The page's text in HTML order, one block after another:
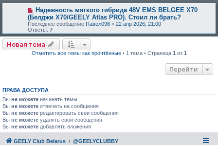
Надежность мягкого гибрида 48V EMS BELGEE X70
(Белджи Х70/GEELY Atlas PRO). Стоил ли брать?
Последнее сообщение Павел098 « 22 апр 2026, 21:00
Ответы: 7
Новая тема
Отметить все темы как прочтённые• 1 тема • Страница 1 из 1
Перейти
ПРАВА ДОСТУПА
Вы не можете начинать темы
Вы не можете отвечать на сообщения
Вы не можете редактировать свои сообщения
Вы не можете удалять свои сообщения
Вы не можете добавлять вложения
GEELY Club Belarus @GEELYCLUBBY